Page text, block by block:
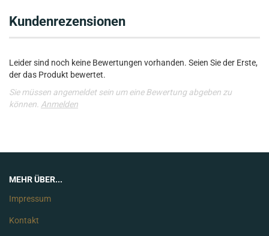
Kundenrezensionen
Leider sind noch keine Bewertungen vorhanden. Seien Sie der Erste,
der das Produkt bewertet.
Sie müssen angemeldet sein um eine Bewertung abgeben zu
können. Anmelden
MEHR ÜBER...
Impressum
Kontakt